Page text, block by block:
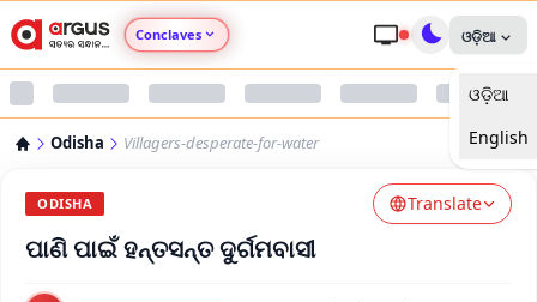
Conclaves
Argus Nari Shakti
ଓଡ଼ିଆ
ଓଡ଼ିଆ
English
Odisha Villagers-desperate-for-water
ODISHA Translate
ପାଣି ପାଇଁ ହନ୍ତସନ୍ତ ଦୁର୍ଗମବାସୀ